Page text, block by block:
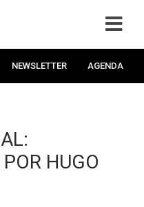
NEWSLETTER AGENDA
HUGO